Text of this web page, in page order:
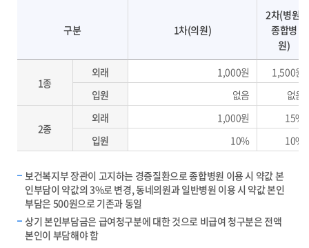
구분 1차(의원)
2차(병원,
종합병
원)
1종
외래 1,000원
1,500원
입원
없음 없음
2종
외래 1,000원
15%
입원
10% 10%
보건복지부 장관이 고지하는 경증질환으로 종합병원 이용 시 약값 본
인부담이 약값의 3%로 변경, 동네의원과 일반병원 이용 시 약값 본인
부담은 500원으로 기존과 동일
상기 본인부담금은 급여청구분에 대한 것으로 비급여 청구분은 전액
본인이 부담해야 함